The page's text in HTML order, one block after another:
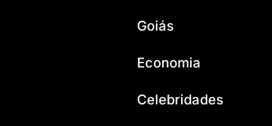
Goiás
Economia
Celebridades